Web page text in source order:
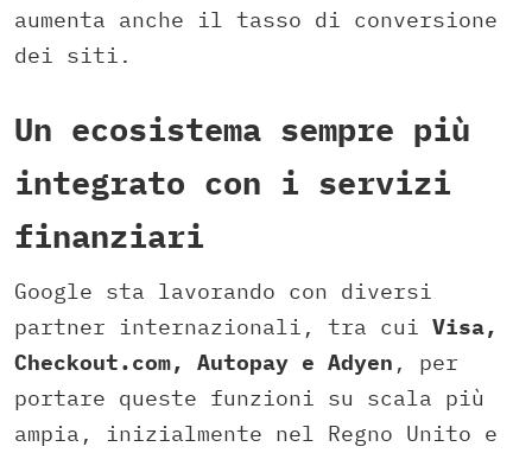
aumenta anche il tasso di conversione
dei siti.
Un ecosistema sempre più
integrato con i servizi
finanziari
Google sta lavorando con diversi
partner internazionali, tra cui Visa,
Checkout.com, Autopay e Adyen , per
portare queste funzioni su scala più
ampia, inizialmente nel Regno Unito e